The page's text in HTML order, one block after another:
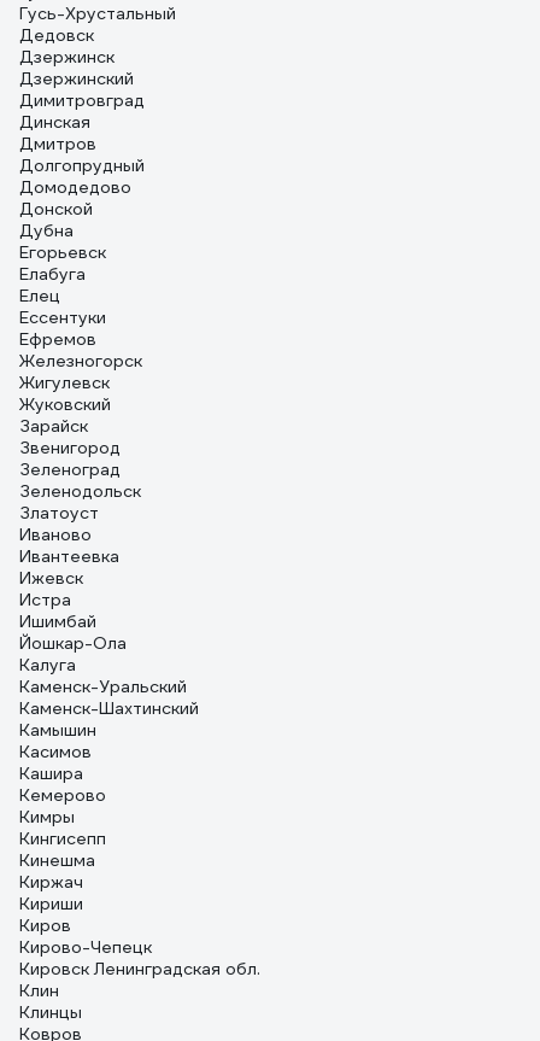
Гусь-Хрустальный
Дедовск
Дзержинск
Дзержинский
Димитровград
Динская
Дмитров
Долгопрудный
Домодедово
Донской
Дубна
Егорьевск
Елабуга
Елец
Ессентуки
Ефремов
Железногорск
Жигулевск
Жуковский
Зарайск
Звенигород
Зеленоград
Зеленодольск
Златоуст
Иваново
Ивантеевка
Ижевск
Истра
Ишимбай
Йошкар-Ола
Калуга
Каменск-Уральский
Каменск-Шахтинский
Камышин
Касимов
Кашира
Кемерово
Кимры
Кингисепп
Кинешма
Киржач
Кириши
Киров
Кирово-Чепецк
Кировск Ленинградская обл.
Клин
Клинцы
Ковров